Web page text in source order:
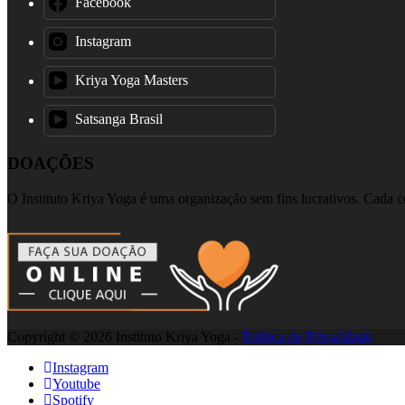
Instagram
Kriya Yoga Masters
Satsanga Brasil
DOAÇÕES
O Instituto Kriya Yoga é uma organização sem fins lucrativos. Cada
Copyright © 2026 Instituto Kriya Yoga - Política de Privacidade
Instagram
Youtube
Spotify